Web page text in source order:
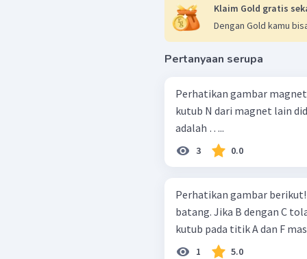
Klaim Gold gratis
Dengan Gold kamu
Pertanyaan serupa
Perhatikan gambar
kutub N dari magnet lain
adalah …..
3 0.0
Perhatikan gambar berikut! Gambar tersebut adalah 3 buah
batang. Jika B dengan C
kutub pada titik A dan F
1 5.0